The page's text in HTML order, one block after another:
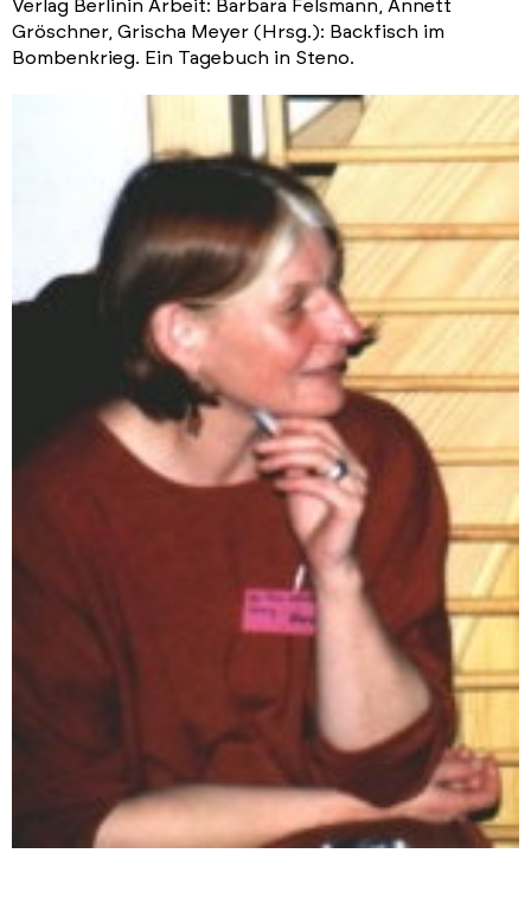
Verlag Berlinin Arbeit: Barbara Felsmann, Annett
Gröschner, Grischa Meyer (Hrsg.): Backfisch im
Bombenkrieg. Ein Tagebuch in Steno.